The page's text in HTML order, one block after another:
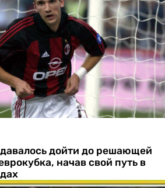
дойти до решающей
начав свой путь в